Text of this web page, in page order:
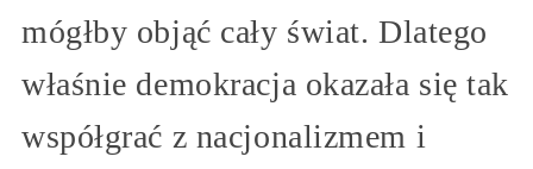
mógłby objąć cały świat. Dlatego
właśnie demokracja okazała się tak
współgrać z nacjonalizmem i